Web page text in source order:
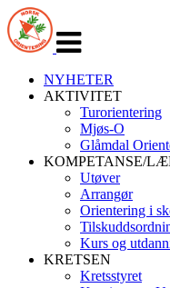
navigasjon
NYHETER
AKTIVITET
Turorientering
Mjøs-O
Glåmdal
KOMPETANSE/
Utøver
Arrangør
Orientering i
Kurs og
KRETSEN
Kretsstyret